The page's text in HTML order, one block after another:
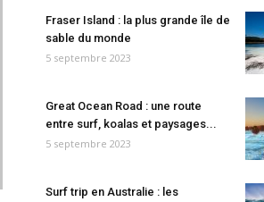
Fraser Island : la plus grande île de
sable du monde
5 septembre 2023
Great Ocean Road : une route
entre surf, koalas et paysages...
5 septembre 2023
Surf trip en Australie : les